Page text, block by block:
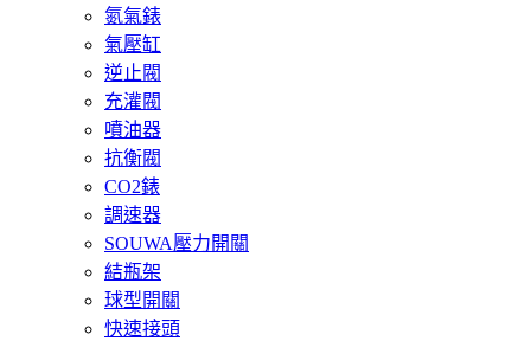
氮氣錶
氣壓缸
逆止閥
充灌閥
噴油器
抗衡閥
CO2錶
調速器
SOUWA壓力開關
結瓶架
球型開關
快速接頭